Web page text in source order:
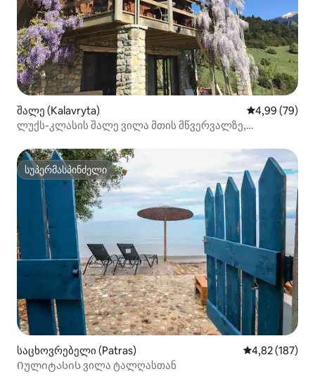
შალე (Kalavryta) საშუალო
4,99 (79)
ლუქს-კლასის შალე ვილა მთის მწვერვალზე,
სუპერმასპინძელი
სუპერმასპინძელი
საცხოვრებელი (Patras) საშუალო
4,82 (187)
Იულიტასის ვილა ტალღასთან